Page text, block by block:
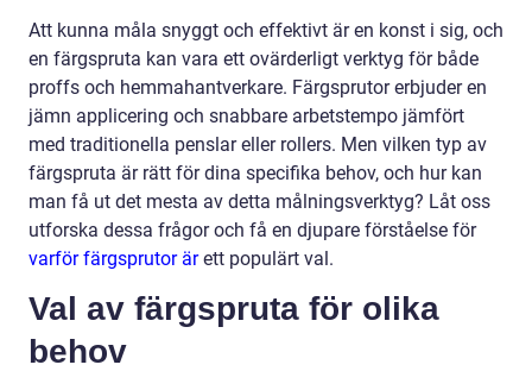
Att kunna måla snyggt och effektivt är en konst i sig, och
en färgspruta kan vara ett ovärderligt verktyg för både
proffs och hemmahantverkare. Färgsprutor erbjuder en
jämn applicering och snabbare arbetstempo jämfört
med traditionella penslar eller rollers. Men vilken typ av
färgspruta är rätt för dina specifika behov, och hur kan
man få ut det mesta av detta målningsverktyg? Låt oss
utforska dessa frågor och få en djupare förståelse för
varför färgsprutor ärett populärt val.
Val av färgspruta för olika
behov